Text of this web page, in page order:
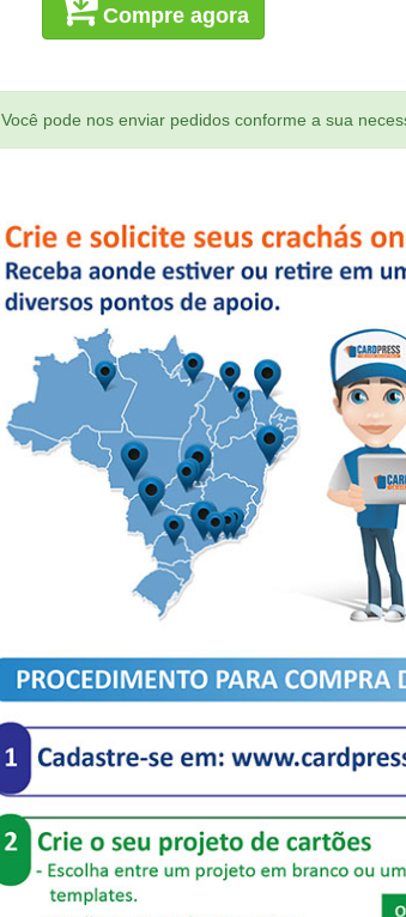
Compre agora
Você pode nos enviar pedidos conforme a sua